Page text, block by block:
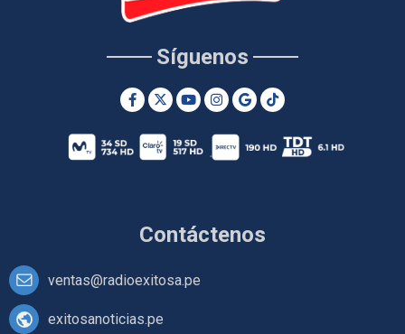
Contáctenos
ventas@radioexitosa.pe
exitosanoticias.pe
Síguenos